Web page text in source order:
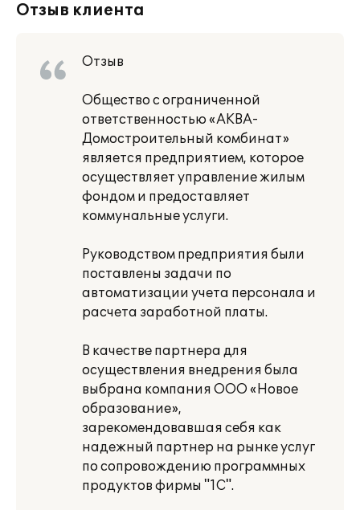
Отзыв клиента
Отзыв
Общество с ограниченной
ответственностью «АКВА-
Домостроительный комбинат»
является предприятием, которое
осуществляет управление жилым
фондом и предоставляет
коммунальные услуги.
Руководством предприятия были
поставлены задачи по
автоматизации учета персонала и
расчета заработной платы.
В качестве партнера для
осуществления внедрения была
выбрана компания ООО «Новое
образование»,
зарекомендовавшая себя как
надежный партнер на рынке услуг
по сопровождению программных
продуктов фирмы "1С".